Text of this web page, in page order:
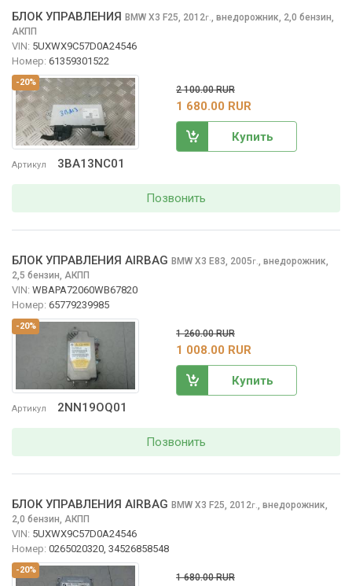
-20%
Артикул 3BA13NC01
БЛОК УПРАВЛЕНИЯ BMW X3 F25, 2012г., внедорожник, 2,0 бензин,
АКПП
VIN: 5UXWX9C57D0A24546
Номер: 61359301522
2 100.00 RUR
1 680.00 RUR
Купить
Позвонить
-20%
Артикул 2NN19OQ01
БЛОК УПРАВЛЕНИЯ AIRBAG BMW X3 E83, 2005г., внедорожник,
2,5 бензин, АКПП
VIN: WBAPA72060WB67820
Номер: 65779239985
1 260.00 RUR
1 008.00 RUR
Купить
Позвонить
-20%
БЛОК УПРАВЛЕНИЯ AIRBAG BMW X3 F25, 2012г., внедорожник,
2,0 бензин, АКПП
VIN: 5UXWX9C57D0A24546
Номер: 0265020320, 34526858548
1 680.00 RUR